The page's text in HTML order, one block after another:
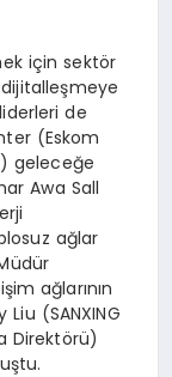
için sektör
de
(Eskom
geleceğe
Awa Sall
ağlar
ağlarının
Liu (SANXING
Direktörü)